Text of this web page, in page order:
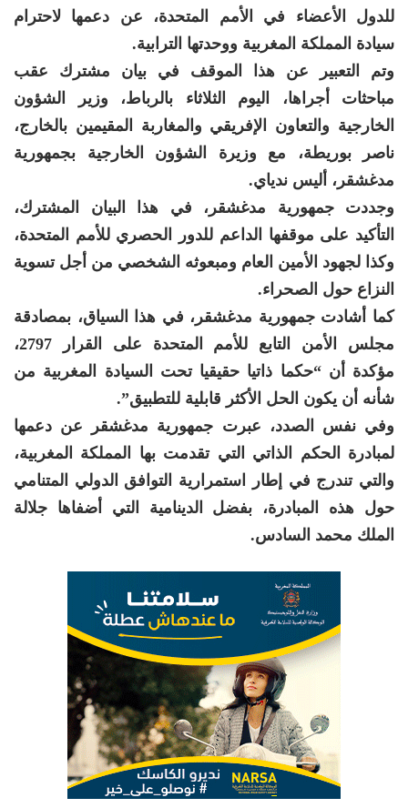
للدول الأعضاء في الأمم المتحدة، عن دعمها لاحترام
سيادة المملكة المغربية ووحدتها الترابية.
وتم التعبير عن هذا الموقف في بيان مشترك عقب
مباحثات أجراها، اليوم الثلاثاء بالرباط، وزير الشؤون
الخارجية والتعاون الإفريقي والمغاربة المقيمين بالخارج،
ناصر بوريطة، مع وزيرة الشؤون الخارجية بجمهورية
مدغشقر، أليس ندياي.
وجددت جمهورية مدغشقر، في هذا البيان المشترك،
التأكيد على موقفها الداعم للدور الحصري للأمم المتحدة،
وكذا لجهود الأمين العام ومبعوثه الشخصي من أجل تسوية
النزاع حول الصحراء.
كما أشادت جمهورية مدغشقر، في هذا السياق، بمصادقة
مجلس الأمن التابع للأمم المتحدة على القرار 2797،
مؤكدة أن “حكما ذاتيا حقيقيا تحت السيادة المغربية من
شأنه أن يكون الحل الأكثر قابلية للتطبيق”.
وفي نفس الصدد، عبرت جمهورية مدغشقر عن دعمها
لمبادرة الحكم الذاتي التي تقدمت بها المملكة المغربية،
والتي تندرج في إطار استمرارية التوافق الدولي المتنامي
حول هذه المبادرة، بفضل الدينامية التي أضفاها جلالة
الملك محمد السادس.